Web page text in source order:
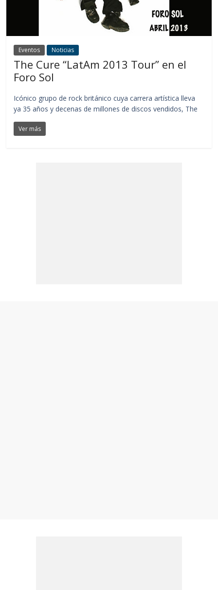
Eventos Noticias
The Cure “LatAm 2013 Tour” en el
Foro Sol
Icónico grupo de rock británico cuya carrera artística lleva
ya 35 años y decenas de millones de discos vendidos, The
Ver más